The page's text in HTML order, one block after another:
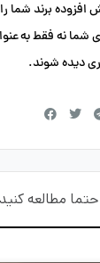
برند شما
شما نه فقط به
دیده شوند.
مطالعه کنید